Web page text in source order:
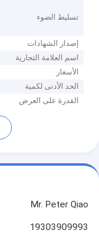
تسليط الضوء
إصدار الشهادات
اسم العلامة التجارية
الأسعار
الحد الأدنى لكمية
القدرة على العرض
Mr. Peter Qiao
19303909993